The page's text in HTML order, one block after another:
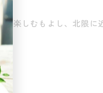
楽しむもよし、北限に